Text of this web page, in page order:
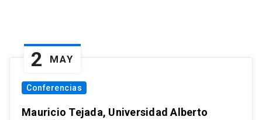
2 MAY
Conferencias
Mauricio Tejada, Universidad Alberto